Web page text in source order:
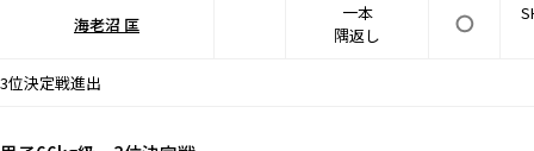
海老沼 匡
一本
隅返し
3位決定戦進出